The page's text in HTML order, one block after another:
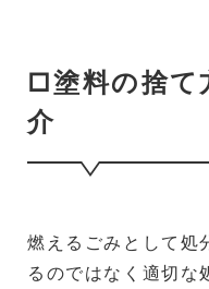
□塗料の捨て
介
燃えるごみとして処
るのではなく適切な